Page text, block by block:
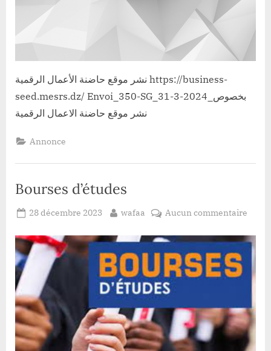
نشر موقع حاضنة الأعمال الرقمية https://business-
seed.mesrs.dz/ Envoi_350-SG_31-3-2024_بخصوص
نشر موقع حاضنة الاعمال الرقمية
Annonce
Bourses d’études
Posted
28 décembre 2023 By
wafaa Aucun commentairesur